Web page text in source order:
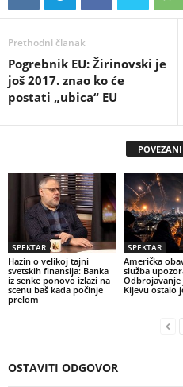
Prethodni članak
Pogrebnik EU: Žirinovski je
još 2017. znao ko će
postati „ubica“ EU
SPEKTAR
Hazin o velikoj tajni
svetskih finansija: Banka
iz senke ponovo izlazi na
scenu baš kada počinje
prelom
SPEKTAR
Američka
služba
Odbrojavanje
Kijevu ostalo
OSTAVITI ODGOVOR